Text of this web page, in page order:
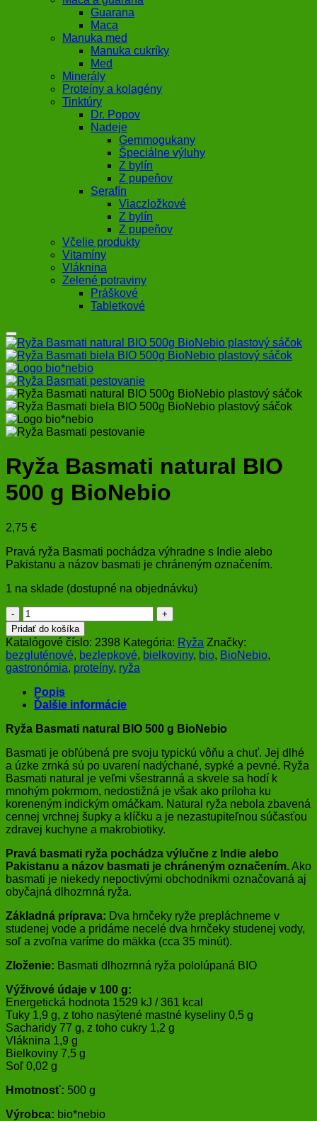
Guarana
Maca
Manuka med
Manuka cukríky
Med
Minerály
Proteíny a kolagény
Tinktúry
Dr. Popov
Nadeje
Gemmogukany
Špeciálne výluhy
Z bylín
Z pupeňov
Serafín
Viaczložkové
Z bylín
Z pupeňov
Včelie produkty
Vitamíny
Vláknina
Zelené potraviny
Práškové
Tabletkové
Ryža Basmati natural BIO
500 g BioNebio
2,75 €
Pravá ryža Basmati pochádza výhradne s Indie alebo
Pakistanu a názov basmati je chráneným označením.
1 na sklade (dostupné na objednávku)
množstvo
Ryža
Basmati
natural
BIO
500
g
BioNebio
Pridať do košíka
Katalógové číslo: 2398 Kategória: Ryža Značky:
bezgluténové, bezlepkové, bielkoviny, bio, BioNebio,
gastronómia, proteíny, ryža
Popis
Ďalšie informácie
Ryža Basmati natural BIO 500 g BioNebio
Basmati je obľúbená pre svoju typickú vôňu a chuť. Jej dlhé
a úzke zrnká sú po uvarení nadýchané, sypké a pevné. Ryža
Basmati natural je veľmi všestranná a skvele sa hodí k
mnohým pokrmom, nedostižná je však ako príloha ku
koreneným indickým omáčkam. Natural ryža nebola zbavená
cennej vrchnej šupky a klíčku a je nezastupiteľnou súčasťou
zdravej kuchyne a makrobiotiky.
Pravá basmati ryža pochádza výlučne z Indie alebo
Pakistanu a názov basmati je chráneným označením.Ako
basmati je niekedy nepoctivými obchodníkmi označovaná aj
obyčajná dlhozrnná ryža.
Základná príprava: Dva hrnčeky ryže prepláchneme v
studenej vode a pridáme necelé dva hrnčeky studenej vody,
soľ a zvoľna varíme do mäkka (cca 35 minút).
Zloženie: Basmati dlhozrnná ryža pololúpaná BIO
Výživové údaje v 100 g:
Energetická hodnota 1529 kJ / 361 kcal
Tuky 1,9 g, z toho nasýtené mastné kyseliny 0,5 g
Sacharidy 77 g, z toho cukry 1,2 g
Vláknina 1,9 g
Bielkoviny 7,5 g
Soľ 0,02 g
Hmotnosť: 500 g
Výrobca: bio*nebio